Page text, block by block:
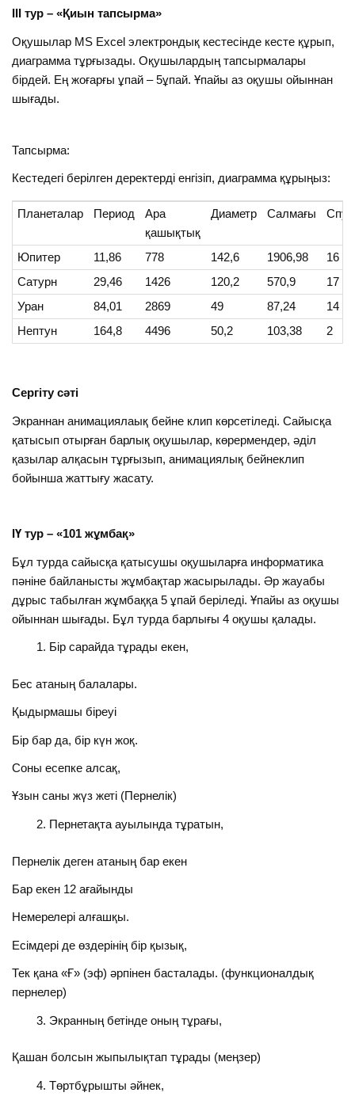
ІІІ тур – «Қиын тапсырма»
Оқушылар MS Excel электрондық кестесінде кесте құрып,
диаграмма тұрғызады. Оқушылардың тапсырмалары
бірдей. Ең жоғарғы ұпай – 5ұпай. Ұпайы аз оқушы ойыннан
шығады.
Тапсырма:
Кестедегі берілген деректерді енгізіп, диаграмма құрыңыз:
Планеталар Период
Ара
қашықтық
Диаметр Салмағы
Юпитер 11,86 778 142,6 1906,98
16
Сатурн
29,46 1426 120,2 570,9
17
Уран
84,01 2869 49 87,24
14
Нептун
164,8 4496 50,2 103,38 2
Сергіту сәті
Экраннан анимациялаық бейне клип көрсетіледі. Сайысқа
қатысып отырған барлық оқушылар, көрермендер, әділ
қазылар алқасын тұрғызып, анимациялық бейнеклип
бойынша жаттығу жасату.
ІҮ тур – «101 жұмбақ»
Бұл турда сайысқа қатысушы оқушыларға информатика
пәніне байланысты жұмбақтар жасырылады. Әр жауабы
дұрыс табылған жұмбаққа 5 ұпай беріледі. Ұпайы аз оқушы
ойыннан шығады. Бұл турда барлығы 4 оқушы қалады.
Бір сарайда тұрады екен,
Бес атаның балалары.
Қыдырмашы біреуі
Бір бар да, бір күн жоқ.
Соны есепке алсақ,
Ұзын саны жүз жеті (Пернелік)
Пернетақта ауылында тұратын,
Пернелік деген атаның бар екен
Бар екен 12 ағайынды
Немерелері алғашқы.
Есімдері де өздерінің бір қызық,
Тек қана «Ғ» (эф) әрпінен басталады. (функционалдық
пернелер)
Экранның бетінде оның тұрағы,
Қашан болсын жыпылықтап тұрады (меңзер)
Төртбұрышты әйнек,